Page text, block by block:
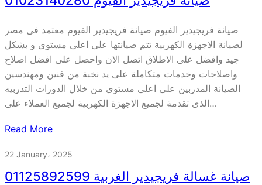
صيانة فريجيدير الفيوم صيانة فريجيدير الفيوم معتمد فى مصر
لصيانة الاجهزة الكهربية تتم صيانتها على اعلى مستوى و بشكل
جيد وافضل على الاطلاق اتصل الان واحصل على افضل اصلاح
واصلاحات وخدمات متكاملة على يد نخبة من فنين ومهندسين
الصيانة المدربين على اعلى مستوى من خلال الدورات التدربيه
الذى تقدمة لجميع الاجهزة الكهربية لجميع العملاء على…
Read More
22 January، 2025
صيانة غسالة فريجيدير الغربية 01125892599